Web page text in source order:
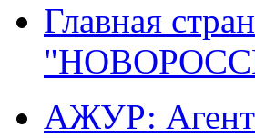
Главная
АЖУР: